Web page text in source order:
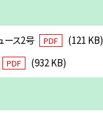
ース2号 PDF
(121 KB)
PDF (932 KB)